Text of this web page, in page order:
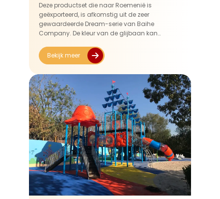
Deze productset die naar Roemenië is
geëxporteerd, is afkomstig uit de zeer
gewaardeerde Dream-serie van Baihe
Company. De kleur van de glijbaan kan
klant. De oranje en groene kleurstelling zorgt
voor een visuele highlight in de herfst en winter,
Bekijk meer